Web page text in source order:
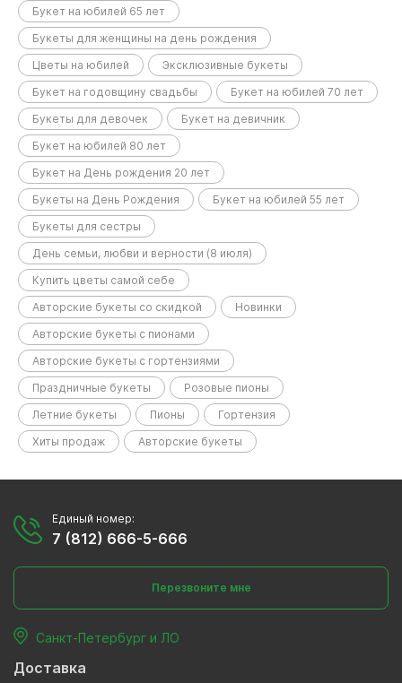
Букет на юбилей 65 лет
Букеты для женщины на день рождения
Цветы на юбилей
Эксклюзивные букеты
Букет на годовщину свадьбы
Букет на юбилей 70 лет
Букеты для девочек
Букет на девичник
Букет на юбилей 80 лет
Букет на День рождения 20 лет
Букеты на День Рождения
Букет на юбилей 55 лет
Букеты для сестры
День семьи, любви и верности (8 июля)
Купить цветы самой себе
Авторские букеты со скидкой
Новинки
Авторские букеты с пионами
Авторские букеты с гортензиями
Праздничные букеты
Розовые пионы
Летние букеты
Пионы
Гортензия
Хиты продаж
Авторские букеты
Единый номер:
7 (812) 666-5-666
Перезвоните мне
Санкт-Петербург и ЛО
Доставка